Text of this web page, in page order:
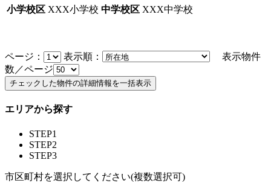
小学校区 XXX小学校 中学校区 XXX中学校
ページ： 表示順：
表示物件
数／ページ
エリアから探す
STEP1
STEP2
STEP3
市区町村を選択してください(複数選択可)